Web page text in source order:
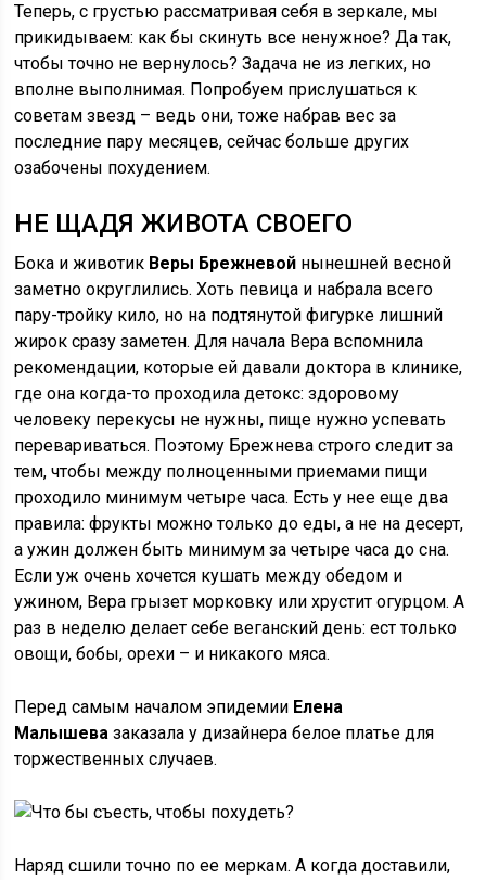
Теперь, с грустью рассматривая себя в зеркале, мы
прикидываем: как бы скинуть все ненужное? Да так,
чтобы точно не вернулось? Задача не из легких, но
вполне выполнимая. Попробуем прислушаться к
советам звезд – ведь они, тоже набрав вес за
последние пару месяцев, сейчас больше других
озабочены похудением.
НЕ ЩАДЯ ЖИВОТА СВОЕГО
Бока и животик Веры Брежневой нынешней весной
заметно округлились. Хоть певица и набрала всего
пару-тройку кило, но на подтянутой фигурке лишний
жирок сразу заметен. Для начала Вера вспомнила
рекомендации, которые ей давали доктора в клинике,
где она когда-то проходила детокс: здоровому
человеку перекусы не нужны, пище нужно успевать
перевариваться. Поэтому Брежнева строго следит за
тем, чтобы между полноценными приемами пищи
проходило минимум четыре часа. Есть у нее еще два
правила: фрукты можно только до еды, а не на десерт,
а ужин должен быть минимум за четыре часа до сна.
Если уж очень хочется кушать между обедом и
ужином, Вера грызет морковку или хрустит огурцом. А
раз в неделю делает себе веганский день: ест только
овощи, бобы, орехи – и никакого мяса.
Перед самым началом эпидемии Елена
Малышева заказала у дизайнера белое платье для
торжественных случаев.
Наряд сшили точно по ее меркам. А когда доставили,